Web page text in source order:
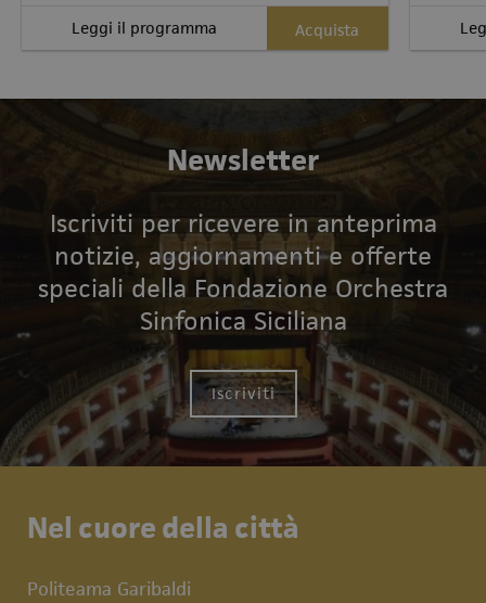
Leggi il programma Acquista
Newsletter
Iscriviti per ricevere in anteprima
notizie, aggiornamenti e offerte
speciali della Fondazione Orchestra
Sinfonica Siciliana
Iscriviti
Nel cuore della città
Politeama Garibaldi